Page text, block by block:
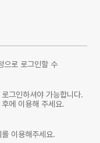
으로 로그인할 수
그인하셔야 가능합니다.
에 이용해 주세요.
이용해주세요.